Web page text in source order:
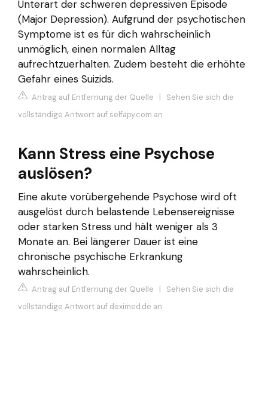
Unterart der schweren depressiven Episode
(Major Depression). Aufgrund der psychotischen
Symptome ist es für dich wahrscheinlich
unmöglich, einen normalen Alltag
aufrechtzuerhalten. Zudem besteht die erhöhte
Gefahr eines Suizids.
Antrag auf Entfernung der Quelle | Sehen Sie sich die
vollständige Antwort auf selfapy.com an
Kann Stress eine Psychose
auslösen?
Eine akute vorübergehende Psychose wird oft
ausgelöst durch belastende Lebensereignisse
oder starken Stress und hält weniger als 3
Monate an. Bei längerer Dauer ist eine
chronische psychische Erkrankung
wahrscheinlich.
Antrag auf Entfernung der Quelle | Sehen Sie sich die
vollständige Antwort auf deximed.de an